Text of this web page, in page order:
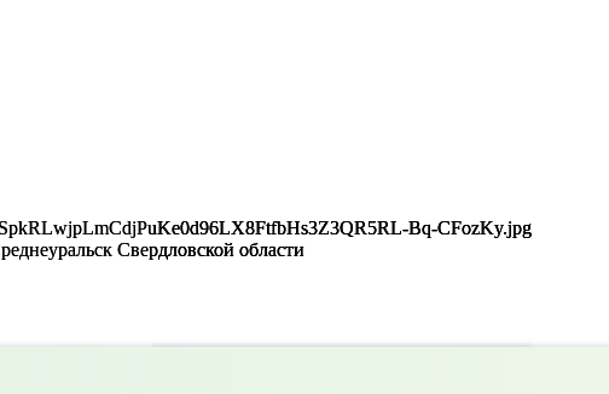
Свердловской области